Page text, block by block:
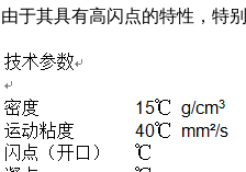
由于其具有高闪点的特性，特